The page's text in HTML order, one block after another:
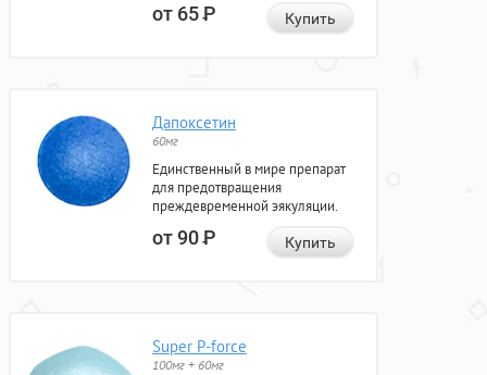
от 65Р Купить
Дапоксетин
60мг
Единственный в мире препарат
для предотвращения
преждевременной эякуляции.
от 90Р Купить
Super P-force
100мг + 60мг